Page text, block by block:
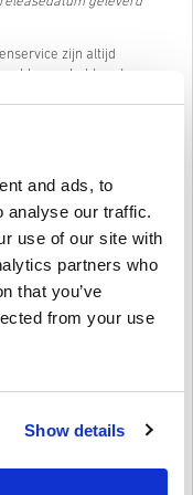
and ads, to
analyse our traffic.
use of our site with
partners who
that you’ve
from your use
Show details
zijn altijd
hebt met
Slechts je email
van livecards.net
onder voorbehoud
10 Recensies